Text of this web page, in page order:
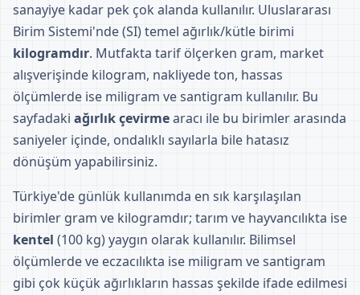
sanayiye kadar pek çok alanda kullanılır. Uluslararası
Birim Sistemi'nde (SI) temel ağırlık/kütle birimi
kilogramdır. Mutfakta tarif ölçerken gram, market
alışverişinde kilogram, nakliyede ton, hassas
ölçümlerde ise miligram ve santigram kullanılır. Bu
sayfadaki ağırlık çevirmearacı ile bu birimler arasında
saniyeler içinde, ondalıklı sayılarla bile hatasız
dönüşüm yapabilirsiniz.
Türkiye'de günlük kullanımda en sık karşılaşılan
birimler gram ve kilogramdır; tarım ve hayvancılıkta ise
kentel (100 kg) yaygın olarak kullanılır. Bilimsel
ölçümlerde ve eczacılıkta ise miligram ve santigram
gibi çok küçük ağırlıkların hassas şekilde ifade edilmesi